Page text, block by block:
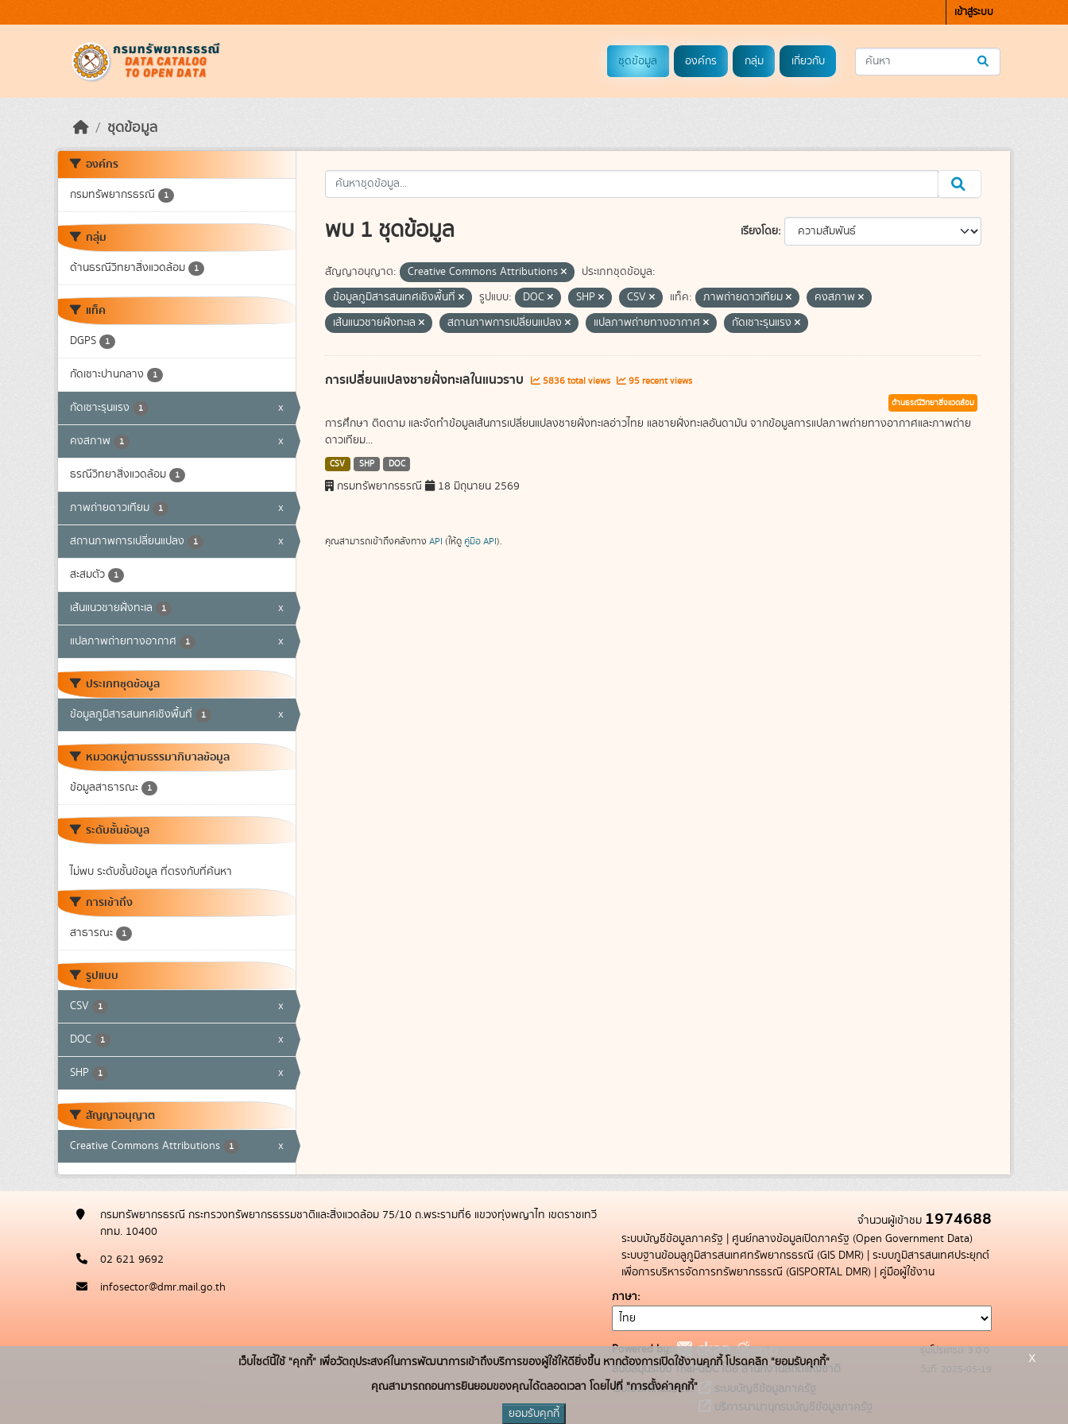
เข้าสู่ระบบ
ชุดข้อมูล องค์กร กลุ่ม เกี่ยวกับ
ชุดข้อมูล
องค์กร
กรมทรัพยากรธรณี 1
กลุ่ม
ด้านธรณีวิทยาสิ่งแวดล้อม 1
แท็ค
DGPS 1
กัดเซาะปานกลาง 1
กัดเซาะรุนแรง 1 x
คงสภาพ 1 x
ธรณีวิทยาสิ่งแวดล้อม 1
ภาพถ่ายดาวเทียม 1 x
สถานภาพการเปลี่ยนแปลง 1 x
สะสมตัว 1
เส้นแนวชายฝั่งทะเล 1 x
แปลภาพถ่ายทางอากาศ 1 x
ประเภทชุดข้อมูล
ข้อมูลภูมิสารสนเทศเชิงพื้นที่ 1 x
หมวดหมู่ตามธรรมาภิบาลข้อมูล
ข้อมูลสาธารณะ 1
ระดับชั้นข้อมูล
ไม่พบ ระดับชั้นข้อมูล ที่ตรงกับที่ค้นหา
การเข้าถึง
สาธารณะ 1
รูปแบบ
CSV 1 x
DOC 1 x
SHP 1 x
สัญญาอนุญาต
Creative Commons Attributions 1 x
เรียงโดย
พบ 1 ชุดข้อมูล
สัญญาอนุญาต: Creative Commons Attributions
ประเภทชุดข้อมูล:
ข้อมูลภูมิสารสนเทศเชิงพื้นที่
รูปแบบ: DOC SHP CSV แท็ค: ภาพถ่ายดาวเทียม
คงสภาพ
เส้นแนวชายฝั่งทะเล
สถานภาพการเปลี่ยนแปลง แปลภาพถ่ายทางอากาศ กัดเซาะรุนแรง
การเปลี่ยนแปลงชายฝั่งทะเลในแนวราบ 5836 total views 95 recent views
ด้านธรณีวิทยาสิ่งแวดล้อม
การศึกษา ติดตาม และจัดทำข้อมูลเส้นการเปลี่ยนแปลงชายฝั่งทะเลอ่าวไทย แลชายฝั่งทะเลอันดามัน จากข้อมูลการแปลภาพถ่ายทางอากาศและภาพถ่าย
ดาวเทียม...
CSV SHP DOC
กรมทรัพยากรธรณี 18 มิถุนายน 2569
คุณสามารถเข้าถึงคลังทาง API (ให้ดู คู่มือ API).
กรมทรัพยากรธรณี กระทรวงทรัพยากรธรรมชาติและสิ่งแวดล้อม 75/10 ถ.พระรามที่6 แขวงทุ่งพญาไท เขตราชเทวี
กทม. 10400
02 621 9692
infosector@dmr.mail.go.th
จำนวนผู้เข้าชม 1974688
ระบบบัญชีข้อมูลภาครัฐ | ศูนย์กลางข้อมูลเปิดภาครัฐ (Open Government Data)
ระบบฐานข้อมลูภูมิสารสนเทศทรัพยากรธรณี (GIS DMR) | ระบบภูมิสารสนเทศประยุกต์
เพื่อการบริหารจัดการทรัพยากรธรณี (GISPORTAL DMR) | คู่มือผู้ใช้งาน
ภาษา
Powered by:
สนับสนุนระบบ Thai-GDC โดย สำนักงานสถิติแห่งชาติ
เว็บไซต์ที่เกี่ยวข้อง:
ระบบบัญชีข้อมูลภาครัฐ
บริการนามานุกรมบัญชีข้อมูลภาครัฐ
รุ่นโปรแกรม: 3.0.0
วันที่: 2025-05-19
เว็บไซต์นี้ใช้ "คุกกี้" เพื่อวัตถุประสงค์ในการพัฒนาการเข้าถึงบริการของผู้ใช้ให้ดียิ่งขึ้น หากต้องการเปิดใช้งานคุกกี้ โปรดคลิก "ยอมรับคุกกี้"
คุณสามารถถอนการยินยอมของคุณได้ตลอดเวลา โดยไปที่ "การตั้งค่าคุกกี้"
ยอมรับคุกกี้
x